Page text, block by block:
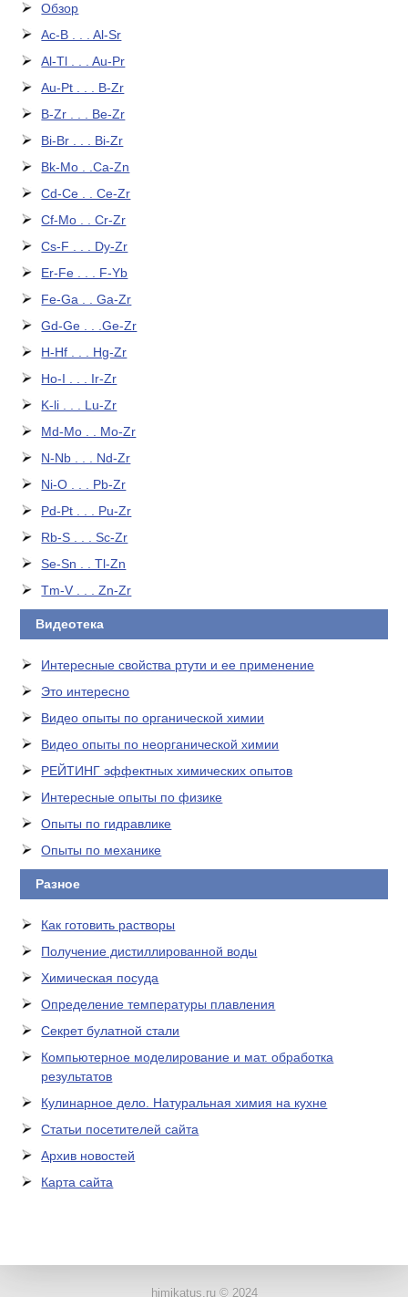
Обзор
Ac-B . . . Al-Sr
Al-Tl . . . Au-Pr
Au-Pt . . . B-Zr
B-Zr . . . Be-Zr
Bi-Br . . . Bi-Zr
Bk-Mo . .Ca-Zn
Cd-Ce . . Ce-Zr
Cf-Mo . . Cr-Zr
Cs-F . . . Dy-Zr
Er-Fe . . . F-Yb
Fe-Ga . . Ga-Zr
Gd-Ge . . .Ge-Zr
H-Hf . . . Hg-Zr
Ho-I . . . Ir-Zr
K-li . . . Lu-Zr
Md-Mo . . Mo-Zr
N-Nb . . . Nd-Zr
Ni-O . . . Pb-Zr
Pd-Pt . . . Pu-Zr
Rb-S . . . Sc-Zr
Se-Sn . . Tl-Zn
Tm-V . . . Zn-Zr
Видеотека
Интересные свойства ртути и ее применение
Это интересно
Видео опыты по органической химии
Видео опыты по неорганической химии
РЕЙТИНГ эффектных химических опытов
Интересные опыты по физике
Опыты по гидравлике
Опыты по механике
Разное
Как готовить растворы
Получение дистиллированной воды
Химическая посуда
Определение температуры плавления
Секрет булатной стали
Компьютерное моделирование и мат. обработка
результатов
Кулинарное дело. Натуральная химия на кухне
Статьи посетителей сайта
Архив новостей
Карта сайта
himikatus.ru © 2024